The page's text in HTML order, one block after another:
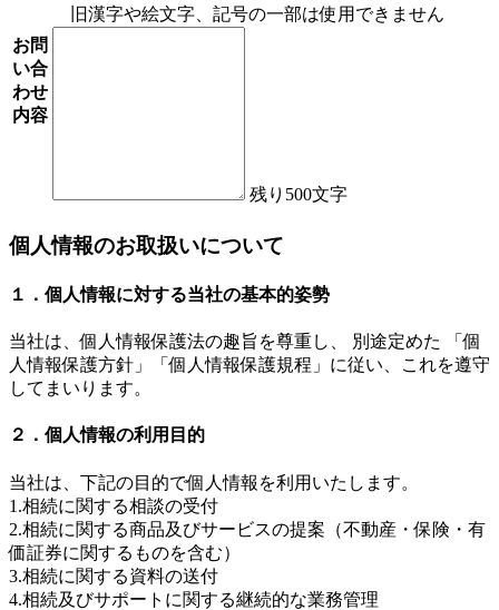
お問
い合
わせ
内容
旧漢字や絵文字、記号の一部は使用できません
残り 500文字
個人情報のお取扱いについて
１．個人情報に対する当社の基本的姿勢
当社は、個人情報保護法の趣旨を尊重し、 別途定めた 「個
人情報保護方針」「個人情報保護規程」に従い、これを遵守
してまいります。
２．個人情報の利用目的
当社は、下記の目的で個人情報を利用いたします。
1.相続に関する相談の受付
2.相続に関する商品及びサービスの提案（不動産・保険・有
価証券に関するものを含む）
3.相続に関する資料の送付
4.相続及びサポートに関する継続的な業務管理